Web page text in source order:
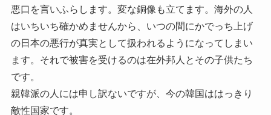
悪口を言いふらします。変な銅像も立てます。海外の人
はいちいち確かめませんから、いつの間にかでっち上げ
の日本の悪行が真実として扱われるようになってしまい
ます。それで被害を受けるのは在外邦人とその子供たち
です。
親韓派の人には申し訳ないですが、今の韓国ははっきり
敵性国家です。